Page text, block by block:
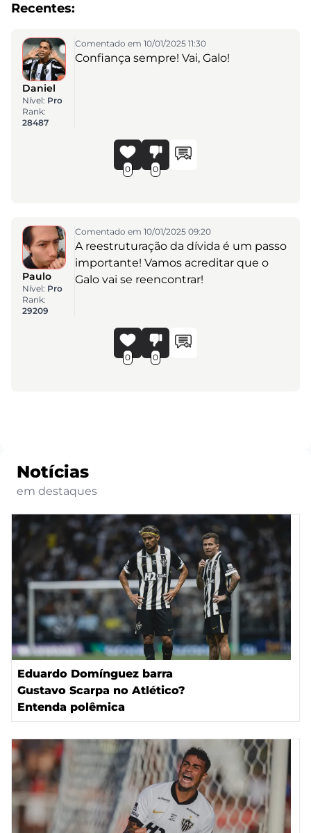
Recentes:
Daniel
Nível: Pro
Rank:
28487
Comentado em 10/01/2025 11:30
Confiança sempre! Vai, Galo!
0 0
Paulo
Nível: Pro
Rank:
29209
Comentado em 10/01/2025 09:20
A reestruturação da dívida é um passo
importante! Vamos acreditar que o
Galo vai se reencontrar!
0 0
Notícias
em destaques
Eduardo Domínguez barra
Gustavo Scarpa no Atlético?
Entenda polêmica